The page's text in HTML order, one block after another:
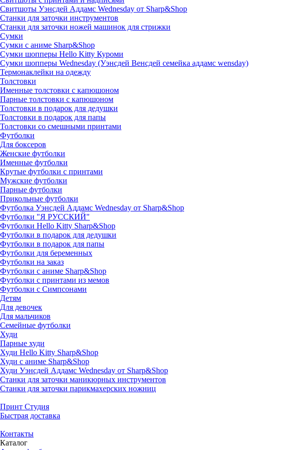
Свитшоты Уэнсдей Аддамс Wednesday от Sharp&Shop
Станки для заточки инструментов
Станки для заточки ножей машинок для стрижки
Сумки
Сумки с аниме Sharp&Shop
Сумки шопперы Hello Kitty Куроми
Сумки шопперы Wednesday (Уэнсдей Венсдей семейка аддамс wensday)
Термонаклейки на одежду
Толстовки
Именные толстовки с капюшоном
Парные толстовки с капюшоном
Толстовки в подарок для дедушки
Толстовки в подарок для папы
Толстовки со смешными принтами
Футболки
Для боксеров
Женские футболки
Именные футболки
Крутые футболки с принтами
Мужские футболки
Парные футболки
Прикольные футболки
Футболка Уэнсдей Аддамс Wednesday от Sharp&Shop
Футболки "Я РУССКИЙ"
Футболки Hello Kitty Sharp&Shop
Футболки в подарок для дедушки
Футболки в подарок для папы
Футболки для беременных
Футболки на заказ
Футболки с аниме Sharp&Shop
Футболки с принтами из мемов
Футболки с Симпсонами
Детям
Для девочек
Для мальчиков
Семейные футболки
Худи
Парные худи
Худи Hello Kitty Sharp&Shop
Худи с аниме Sharp&Shop
Худи Уэнсдей Аддамс Wednesday от Sharp&Shop
Станки для заточки маникюрных инструментов
Станки для заточки парикмахерских ножниц
Принт Студия
Быстрая доставка
Контакты
Каталог